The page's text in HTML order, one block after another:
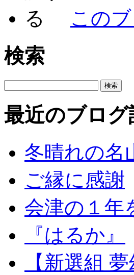
この
検索
最近のブログ
冬晴れの名
ご縁に感謝
会津の１年
『はるか』
【新選組